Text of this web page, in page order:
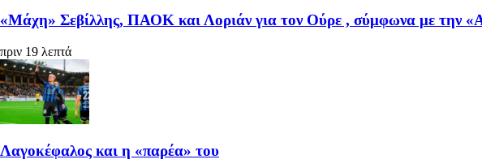
«Μάχη» Σεβίλλης, ΠΑΟΚ και Λοριάν για τον Ούρε , σύμφωνα με την
πριν 19 λεπτά
Λαγοκέφαλος και η «παρέα» του